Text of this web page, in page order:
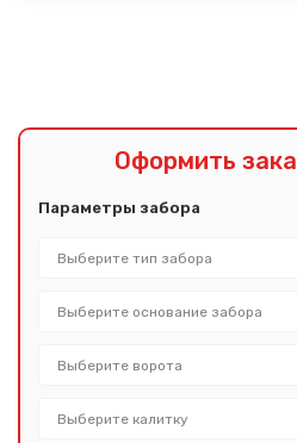
Оформить
Параметры забора